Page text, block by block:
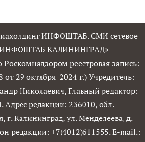
ИНФОШТАБ. СМИ сетевое
КАЛИНИНГРАД»
Роскомнадзором реестровая запись:
29 октября 2024 г.) Учредитель:
Николаевич, Главный редактор:
редакции: 236010, обл.
г. Калининград, ул. Менделеева, д.
редакции: +7(4012)611555. E-mail.: